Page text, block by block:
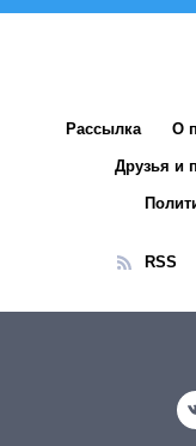
Рассылка О
Друзья и
RSS